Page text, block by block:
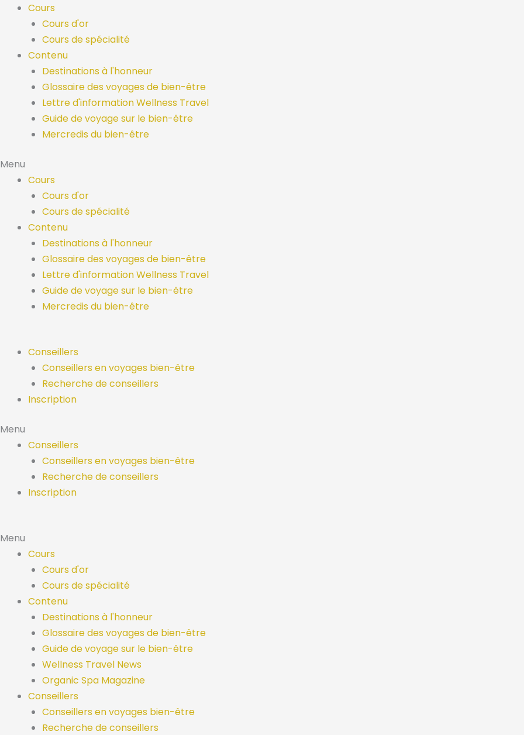
Skip
content
Cours
Cours d'or
Cours de spécialité
Contenu
Destinations à l'honneur
Glossaire des voyages de bien-être
Lettre d'information Wellness Travel
Guide de voyage sur le bien-être
Mercredis du bien-être
Menu
Cours
Cours d'or
Cours de spécialité
Contenu
Destinations à l'honneur
Glossaire des voyages de bien-être
Lettre d'information Wellness Travel
Guide de voyage sur le bien-être
Mercredis du bien-être
Conseillers
Conseillers en voyages bien-être
Recherche de conseillers
Inscription
Menu
Conseillers
Conseillers en voyages bien-être
Recherche de conseillers
Inscription
Menu
Cours
Cours d'or
Cours de spécialité
Contenu
Destinations à l'honneur
Glossaire des voyages de bien-être
Guide de voyage sur le bien-être
Wellness Travel News
Organic Spa Magazine
Conseillers
Conseillers en voyages bien-être
Recherche de conseillers